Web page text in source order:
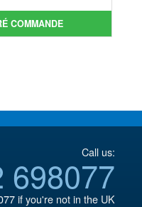
était :
€98.34.
actuel
est :
COMMANDE
Call us:
698077
if you're not in the UK